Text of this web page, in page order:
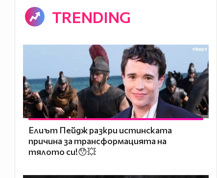
TRENDING
Елиът Пейдж разкри истинската
причина за трансформацията на
тялото си!😯💥